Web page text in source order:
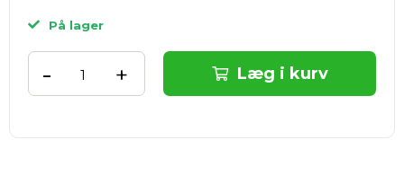
På lager
+
- Læg i kurv